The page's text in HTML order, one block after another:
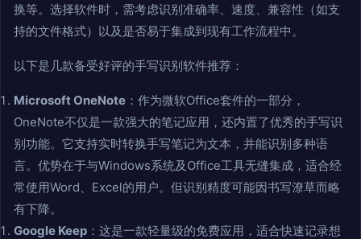
换等。选择软件时，需考虑识别准确率、速度、兼容性（如支
持的文件格式）以及是否易于集成到现有工作流程中。
以下是几款备受好评的手写识别软件推荐：
Microsoft OneNote ：作为微软Office套件的一部分，
OneNote不仅是一款强大的笔记应用，还内置了优秀的手写识
别功能。它支持实时转换手写笔记为文本，并能识别多种语
言。优势在于与Windows系统及Office工具无缝集成，适合经
常使用Word、Excel的用户。但识别精度可能因书写潦草而略
有下降。
Google Keep ：这是一款轻量级的免费应用，适合快速记录想